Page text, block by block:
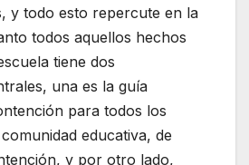
y todo esto repercute en la
todos aquellos hechos
tiene dos
una es la guía
para todos los
educativa, de
y por otro lado,